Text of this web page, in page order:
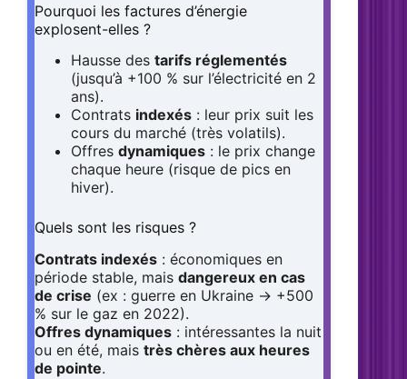
Pourquoi les factures d’énergie
explosent-elles ?
Hausse des tarifs réglementés
(jusqu’à +100 % sur l’électricité en 2
ans).
Contrats indexés : leur prix suit les
cours du marché (très volatils).
Offres dynamiques : le prix change
chaque heure (risque de pics en
hiver).
Quels sont les risques ?
Contrats indexés : économiques en
période stable, mais dangereux en cas
de crise (ex : guerre en Ukraine → +500
% sur le gaz en 2022).
Offres dynamiques : intéressantes la nuit
ou en été, mais très chères aux heures
de pointe.